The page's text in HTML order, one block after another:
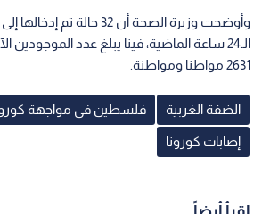
وأوضحت وزيرة الصحة أن 32 حالة
الـ24 ساعة الماضية، فينا يبلغ عدد الموجودين
2631 مواطنا ومواطنة.
الضفة الغربية فلسطين في مواجهة
إصابات كورونا